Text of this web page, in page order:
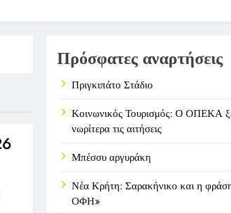
Ο ΟΠΕΚΑ ξεκινά νωρίτερα τις αιτήσεις
Μπέσσυ αργυράκη
Σαρακήνικο και η φράση «Κρήτη ΟΦΗ»
Πρόσφατες αναρτήσεις
Πριγκιπάτο Στάδιο
Κοινωνικός Τουρισμός: Ο ΟΠΕΚΑ
νωρίτερα τις αιτήσεις
Μπέσσυ αργυράκη
Νέα Κρήτη: Σαρακήνικο και η
ΟΦΗ»